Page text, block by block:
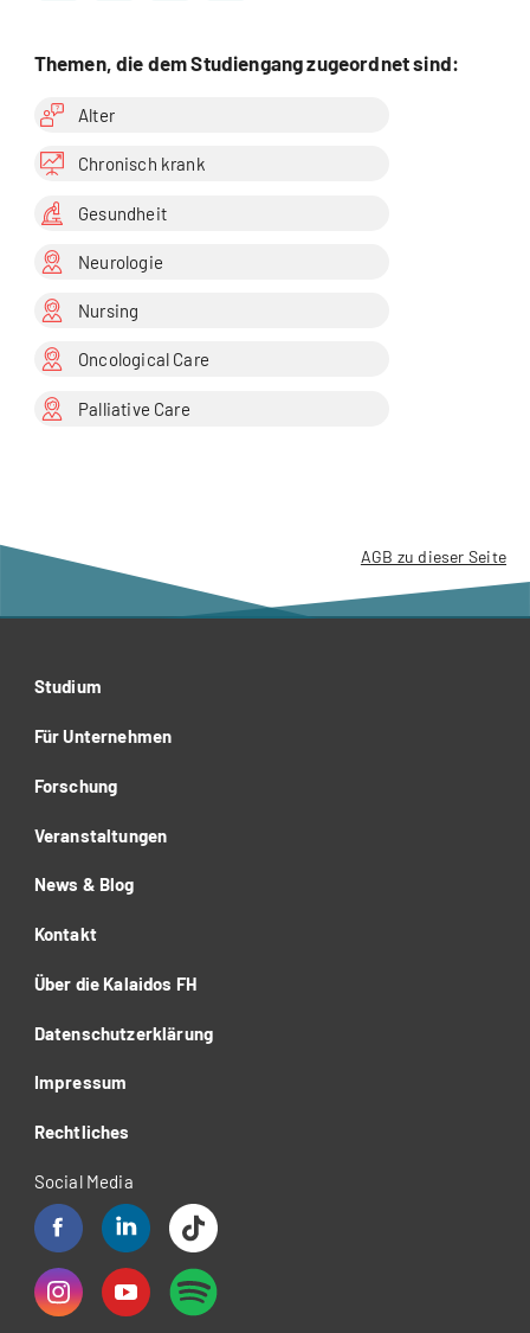
Themen, die dem Studiengang zugeordnet sind:
Alter
Chronisch krank
Gesundheit
Neurologie
Nursing
Oncological Care
Palliative Care
AGB zu dieser Seite
Studium
Für Unternehmen
Forschung
Veranstaltungen
News & Blog
Kontakt
Über die Kalaidos FH
Datenschutzerklärung
Impressum
Rechtliches
Social Media